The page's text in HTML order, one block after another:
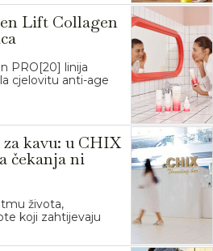
Lift Collagen
PRO[20] linija
cjelovitu anti-age
kavu: u CHIX
čekanja ni
života,
koji zahtijevaju